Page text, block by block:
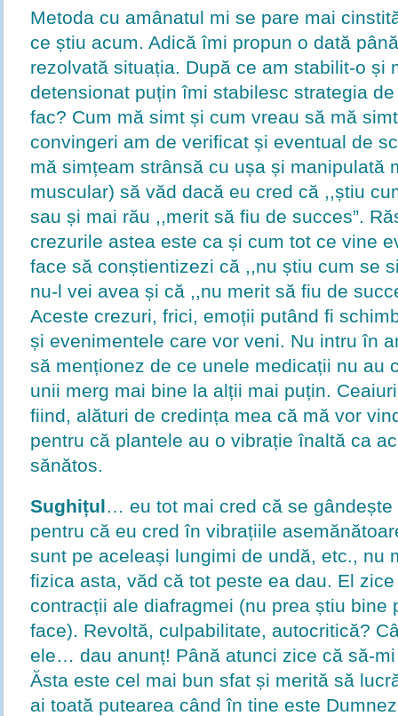
Metoda cu amânatul mi se pare mai
ce știu acum. Adică îmi propun o dată
rezolvată situația. După ce am stabilit-o și
detensionat puțin îmi stabilesc strategia
fac? Cum mă simt și cum vreau să mă
convingeri am de verificat și eventual de
mă simțeam strânsă cu ușa și manipulată
muscular) să văd dacă eu cred că ,,știu
sau și mai rău ,,merit să fiu de succes”.
crezurile astea este ca și cum tot ce vine
face să conștientizezi că ,,nu știu cum se
nu-l vei avea și că ,,nu merit să fiu de
Aceste crezuri, frici, emoții putând fi
și evenimentele care vor veni. Nu intru în
să menționez de ce unele medicații nu au
unii merg mai bine la alții mai puțin.
fiind, alături de credința mea că mă vor
pentru că plantele au o vibrație înaltă ca
sănătos.
Sughițul… eu tot mai cred că se gândește
pentru că eu cred în vibrațiile
sunt pe aceleași lungimi de undă, etc., nu
fizica asta, văd că tot peste ea dau. El
contracții ale diafragmei (nu prea știu bine
face). Revoltă, culpabilitate, autocritică?
ele… dau anunț! Până atunci zice că să-
Ăsta este cel mai bun sfat și merită să
ai toată putearea când în tine este